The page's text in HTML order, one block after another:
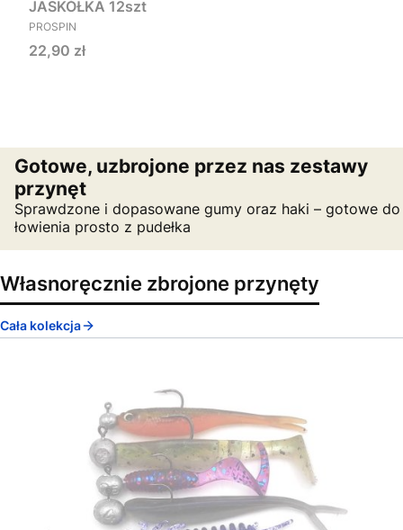
JASKÓŁKA 12szt
PRODUCENT
PROSPIN
Cena
22,90 zł
Gotowe, uzbrojone przez nas zestawy
przynęt
Sprawdzone i dopasowane gumy oraz haki – gotowe do
łowienia prosto z pudełka
Własnoręcznie zbrojone przynęty
Cała kolekcja